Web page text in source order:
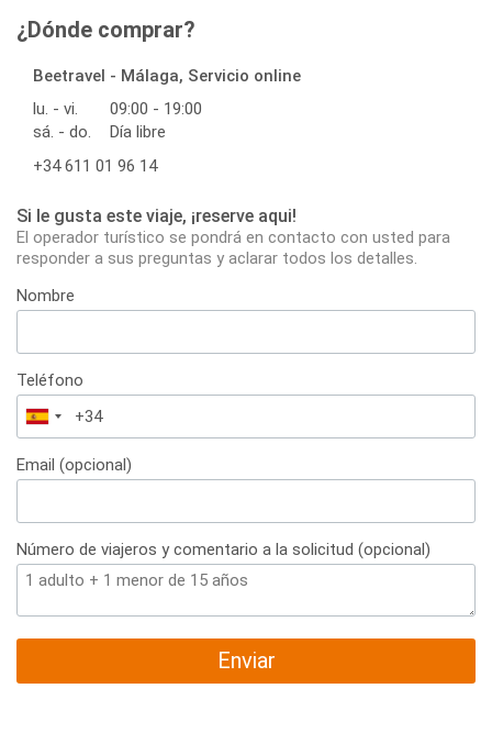
¿Dónde comprar?
Beetravel - Málaga, Servicio online
lu. - vi.
09:00 - 19:00
sá. - do.
Día libre
+34 611 01 96 14
Si le gusta este viaje, ¡reserve aqui!
El operador turístico se pondrá en contacto con usted para
responder a sus preguntas y aclarar todos los detalles.
Nombre
Teléfono
España
+34
Email (opcional)
Número de viajeros y comentario a la solicitud (opcional)
Enviar